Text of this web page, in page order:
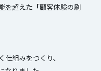
を超えた「顧客体験の刷
組みをつくり、